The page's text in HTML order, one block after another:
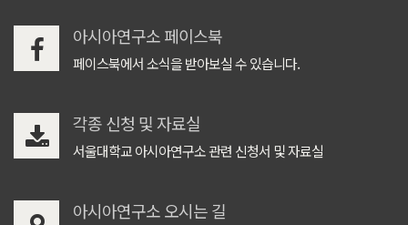
아시아연구소 페이스북
페이스북에서 소식을 받아보실 수 있습니다.
각종 신청 및 자료실
서울대학교 아시아연구소 관련 신청서 및 자료실
아시아연구소 오시는 길